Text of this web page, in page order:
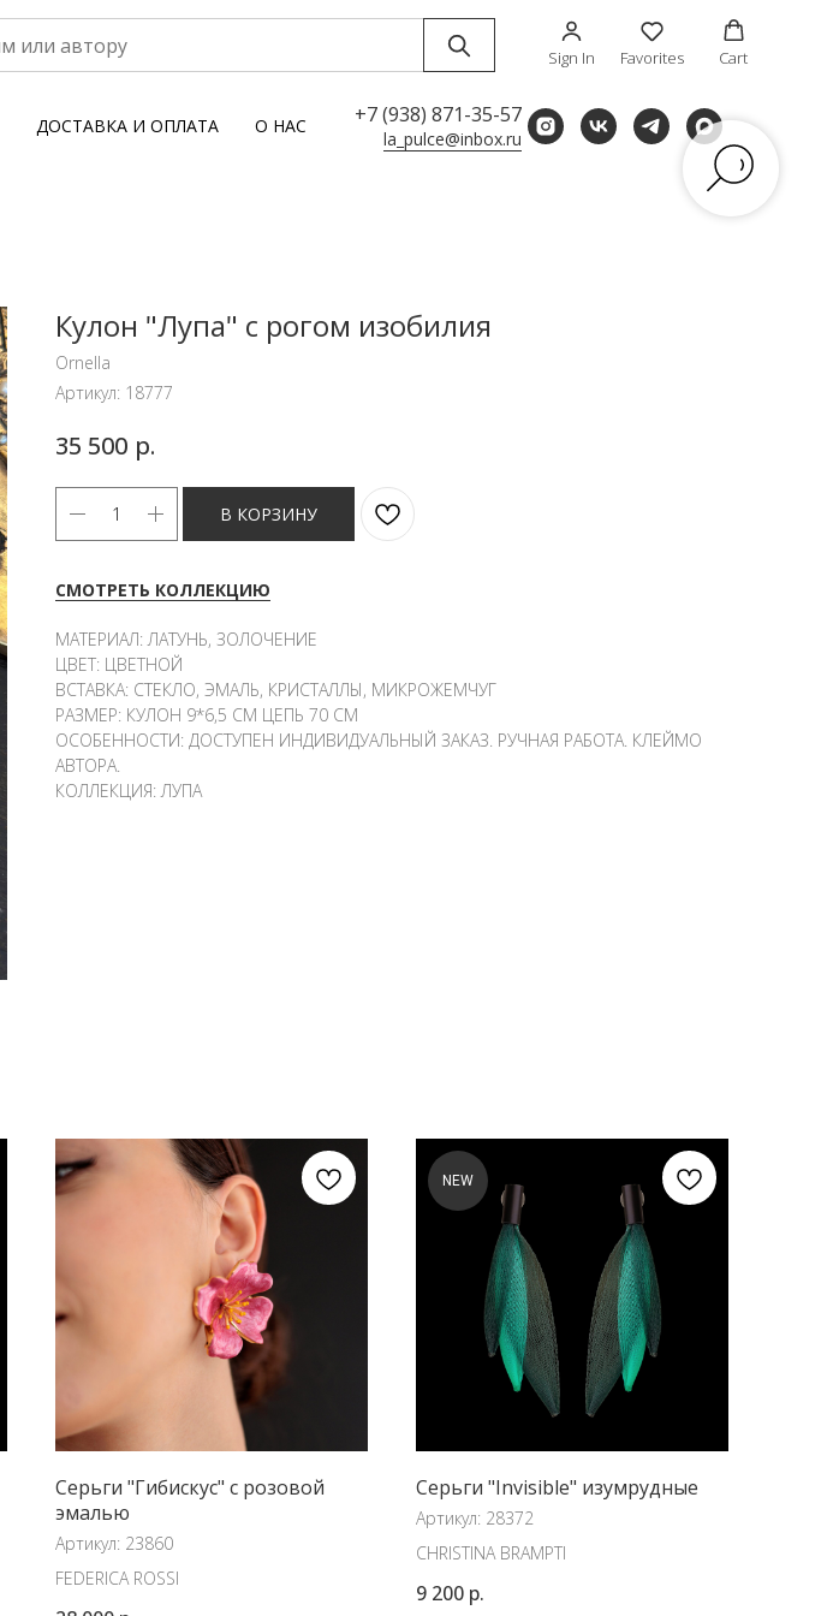
Sign In Favorites Cart
ДОСТАВКА И ОПЛАТА О НАС +7 (938) 871-35-57
la_pulce@inbox.ru
Кулон "Лупа" с рогом изобилия
Ornella
Артикул: 18777
35 500 р.
В КОРЗИНУ
СМОТРЕТЬ КОЛЛЕКЦИЮ
МАТЕРИАЛ: ЛАТУНЬ, ЗОЛОЧЕНИЕ
ЦВЕТ: ЦВЕТНОЙ
ВСТАВКА: СТЕКЛО, ЭМАЛЬ, КРИСТАЛЛЫ, МИКРОЖЕМЧУГ
РАЗМЕР: КУЛОН 9*6,5 СМ ЦЕПЬ 70 СМ
ОСОБЕННОСТИ: ДОСТУПЕН ИНДИВИДУАЛЬНЫЙ ЗАКАЗ. РУЧНАЯ РАБОТА. КЛЕЙМО
АВТОРА.
КОЛЛЕКЦИЯ: ЛУПА
Серьги "Гибискус" с розовой
эмалью
Артикул: 23860
FEDERICA ROSSI
NEW
Серьги "Invisible" изумрудные
Артикул: 28372
CHRISTINA BRAMPTI
9 200 р.